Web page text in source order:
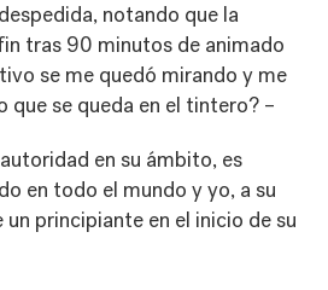
notando que la
tras 90 minutos de animado
se me quedó mirando y me
que se queda en el tintero? –
en su ámbito, es
en todo el mundo y yo, a su
un principiante en el inicio de su